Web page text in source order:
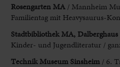
Rosengarten MA / Mannheim
Familientag mit Heavysaurus-
Stadtbibliothek MA, Dalberghaus
Kinder- und Jugendliteratur /
Technik Museum Sinsheim / 6.